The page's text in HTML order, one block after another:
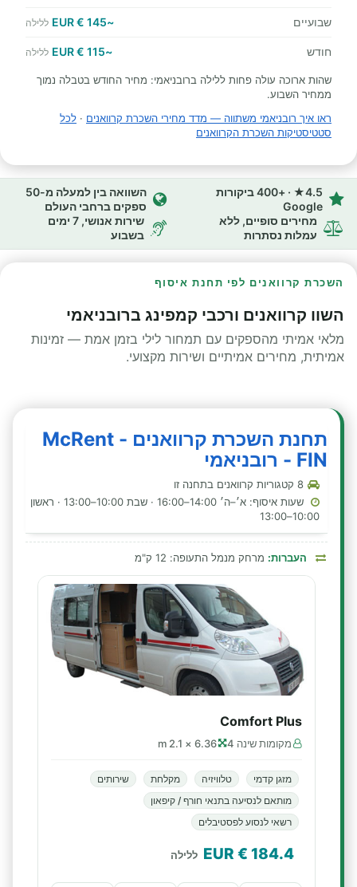
שבועיים ~145 € EUR ללילה
חודש ~115 € EUR ללילה
שהות ארוכה עולה פחות ללילה ברובניאמי: מחיר החודש בטבלה נמוך
ממחיר השבוע.
ראו איך רובניאמי משתווה — מדד מחירי השכרת קרוואנים · לכל
סטטיסטיקות השכרת הקרוואנים
4.5★ · +400 ביקורות
Google
השוואה בין למעלה מ-50
ספקים ברחבי העולם
מחירים סופיים, ללא
עמלות נסתרות
שירות אנושי, 7 ימים
בשבוע
השכרת קרוואנים לפי תחנת איסוף
השוו קרוואנים ורכבי קמפינג ברובניאמי
מלאי אמיתי מהספקים עם תמחור לילי בזמן אמת — זמינות
אמיתית, מחירים אמיתיים ושירות מקצועי.
תחנת השכרת קרוואנים - McRent
FIN - רובניאמי
שעות איסוף: א׳–ה׳ 14:00–16:00 · שבת 10:00–13:00 · ראשון
10:00–13:00
העברות: מרחק מנמל התעופה: 12 ק"מ
Comfort Plus
מקומות שינה 4 6.36 × 2.1 m
מזגן קדמי טלוויזיה מקלחת
שירותים
מותאם לנסיעה בתנאי חורף / קיפאון
רשאי לנסוע לפסטיבלים
184.4
€ EUR ללילה